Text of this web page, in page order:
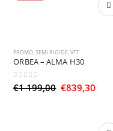
PROMO,SEMI RIGIDE,VTT
ORBEA – ALMA H30
0sur 5
€1 199,00 Le
€839,30Le